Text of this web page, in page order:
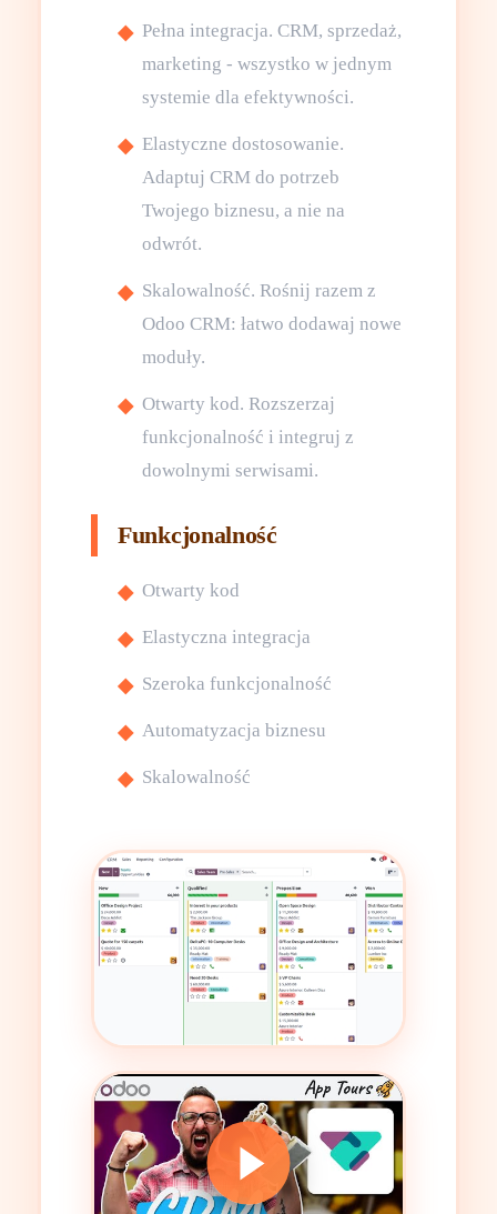
Pełna integracja. CRM, sprzedaż,
marketing - wszystko w jednym
systemie dla efektywności.
Elastyczne dostosowanie.
Adaptuj CRM do potrzeb
Twojego biznesu, a nie na
odwrót.
Skalowalność. Rośnij razem z
Odoo CRM: łatwo dodawaj nowe
moduły.
Otwarty kod. Rozszerzaj
funkcjonalność i integruj z
dowolnymi serwisami.
Funkcjonalność
Otwarty kod
Elastyczna integracja
Szeroka funkcjonalność
Automatyzacja biznesu
Skalowalność